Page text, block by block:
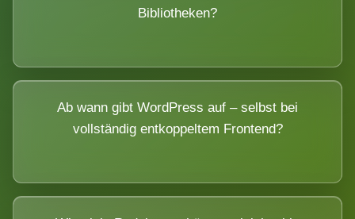
Bibliotheken?
Ab wann gibt WordPress auf – selbst bei
vollständig entkoppeltem Frontend?